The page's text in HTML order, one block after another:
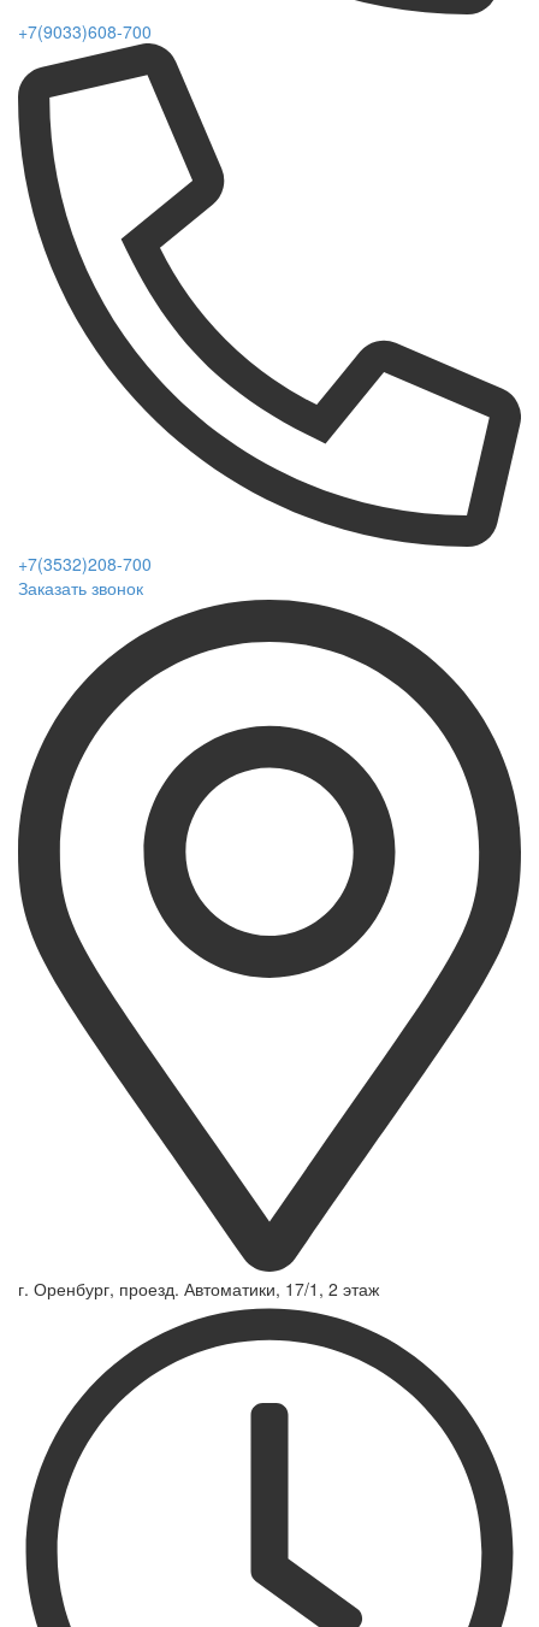
+7(9033)608-700
+7(3532)208-700
Заказать звонок
г. Оренбург, проезд. Автоматики, 17/1, 2 этаж